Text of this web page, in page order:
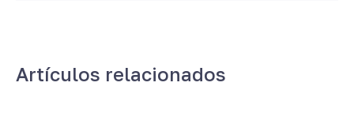
Artículos relacionados